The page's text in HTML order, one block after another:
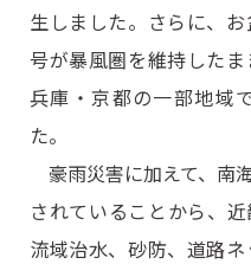
生しました。さらに、
号が暴風圏を維持した
兵庫・京都の一部地域
た。
豪雨災害に加えて、南
されていることから、
流域治水、砂防、道路